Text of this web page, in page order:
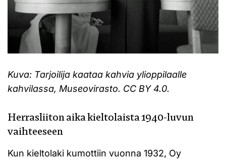
Kuva: Tarjoilija kaataa kahvia ylioppilaalle
kahvilassa, Museovirasto. CC BY 4.0.
Herrasliiton aika kieltolaista 1940-luvun
vaihteeseen
Kun kieltolaki kumottiin vuonna 1932, Oy